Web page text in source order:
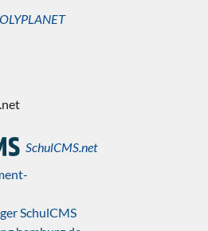
SchulCMS.net
SchulCMS